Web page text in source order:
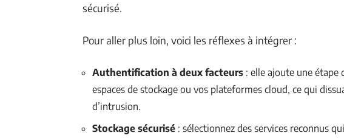
sécurisé.
Pour aller plus loin, voici les réflexes à intégrer :
Authentification à deux facteurs : elle ajoute une étape
espaces de stockage ou vos plateformes cloud, ce qui
d’intrusion.
Stockage sécurisé : sélectionnez des services reconnus